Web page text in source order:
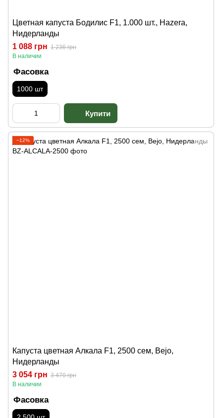
Цветная капуста Бодилис F1, 1.000 шт., Hazera,
Нидерланды
1 088 грн 1 236 грн
В наличии
Фасовка
1000 шт
−12%
Капуста цветная Алкала F1, 2500 сем, Bejo,
Нидерланды
3 054 грн 3 470 грн
В наличии
Фасовка